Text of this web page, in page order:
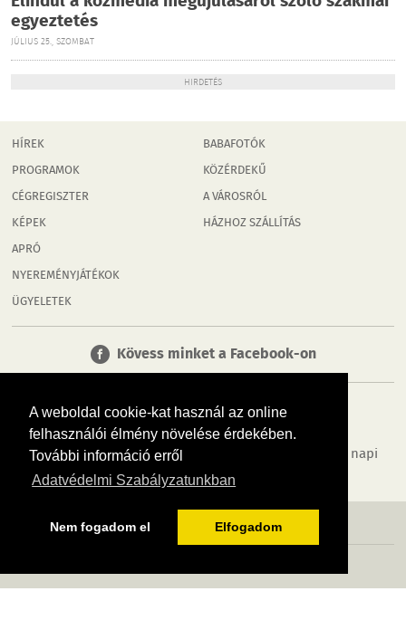
A weboldal cookie-kat használ az online
felhasználói élmény növelése érdekében.
További információ erről
Adatvédelmi Szabályzatunkban
Nem fogadom el Elfogadom
egyeztetés
JÚLIUS 25., SZOMBAT
HIRDETÉS
HÍREK
PROGRAMOK
CÉGREGISZTER
KÉPEK
APRÓ
NYEREMÉNYJÁTÉKOK
ÜGYELETEK
BABAFOTÓK
KÖZÉRDEKŰ
A VÁROSRÓL
HÁZHOZ SZÁLLÍTÁS
Kövess minket a Facebook-on
Tudj meg többet városodról! Hírek, programok, képek, napi
menü, cégek…. és minden, ami Tatabánya
MÉDIAAJÁNLÓ ADATVÉDELEM IMPRESSZUM RÓLUNK